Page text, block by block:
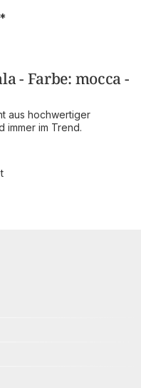
Preis:
*
- Farbe: mocca -
aus hochwertiger
immer im Trend.